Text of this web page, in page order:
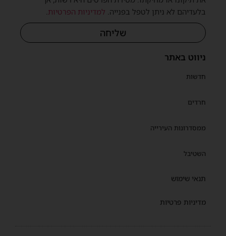
ניווט באתר
חדשות
חרדים
ממסדרונות העירייה
השטיבל
תנאי שימוש
מדיניות פרטיות
בלעדיהם לא ניתן לטפל בפנייה. למדיניות הפרטיות
שליחה